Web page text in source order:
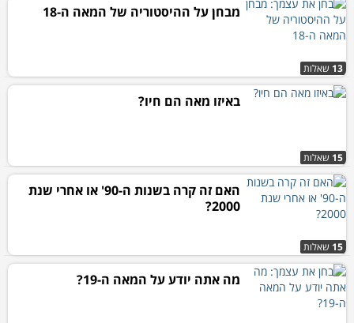
13 שאלות
מבחן על ההיסטוריה של המאה ה-18
15 שאלות
באיזו מאה הם חיו?
15 שאלות
האם זה קרה בשנות ה-90' או אחרי שנת
2000?
מה אתה יודע על המאה ה-19?